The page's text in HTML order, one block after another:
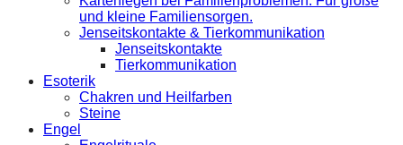
und kleine Familiensorgen.
Jenseitskontakte & Tierkommunikation
Jenseitskontakte
Tierkommunikation
Esoterik
Chakren und Heilfarben
Steine
Engel